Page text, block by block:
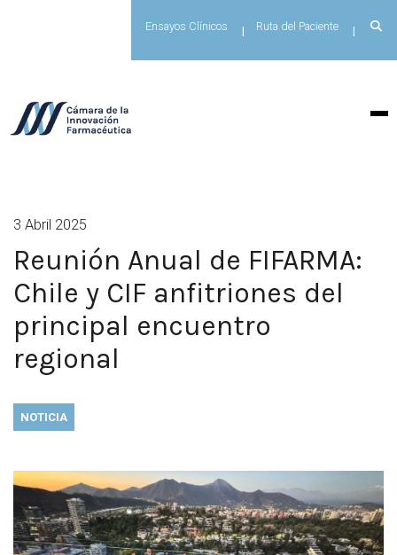
Ensayos Clínicos Ruta del Paciente
3 Abril 2025
Reunión Anual de FIFARMA:
Chile y CIF anfitriones del
principal encuentro
regional
NOTICIA